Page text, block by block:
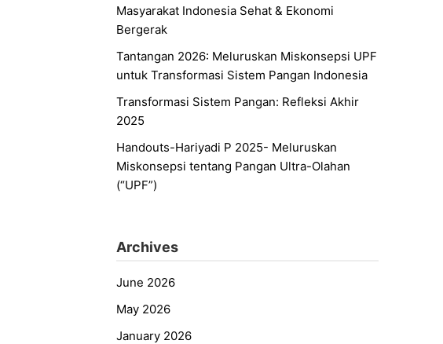
Masyarakat Indonesia Sehat & Ekonomi
Bergerak
Tantangan 2026: Meluruskan Miskonsepsi UPF
untuk Transformasi Sistem Pangan Indonesia
Transformasi Sistem Pangan: Refleksi Akhir
2025
Handouts-Hariyadi P 2025- Meluruskan
Miskonsepsi tentang Pangan Ultra-Olahan
(“UPF”)
Archives
June 2026
May 2026
January 2026